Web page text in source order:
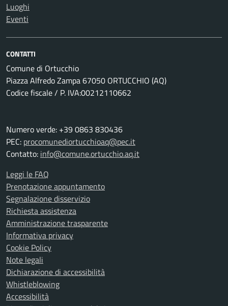
Luoghi
Eventi
CONTATTI
Comune di Ortucchio
Piazza Alfredo Zampa 67050 ORTUCCHIO (AQ)
Codice fiscale / P. IVA:00212110662
Numero verde: +39 0863 830436
PEC: procomunediortucchioaq@pec.it
Contatto: info@comune.ortucchio.aq.it
Leggi le FAQ
Prenotazione appuntamento
Segnalazione disservizio
Richiesta assistenza
Amministrazione trasparente
Informativa privacy
Cookie Policy
Note legali
Dichiarazione di accessibilità
Whistleblowing
Accessibilità